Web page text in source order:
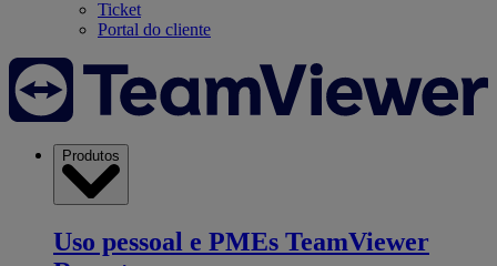
Ticket
Portal do cliente
Produtos
Uso pessoal e PMEs TeamViewer